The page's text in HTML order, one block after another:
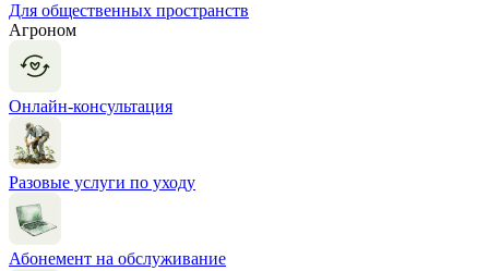
Для общественных пространств
Агроном
Онлайн-консультация
Разовые услуги по уходу
Абонемент на обслуживание